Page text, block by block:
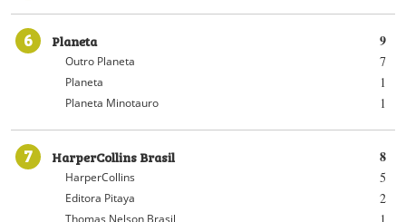
6 9
Planeta
7
Outro Planeta
1
Planeta
1
Planeta Minotauro
7 8
HarperCollins Brasil
5
HarperCollins
2
Editora Pitaya